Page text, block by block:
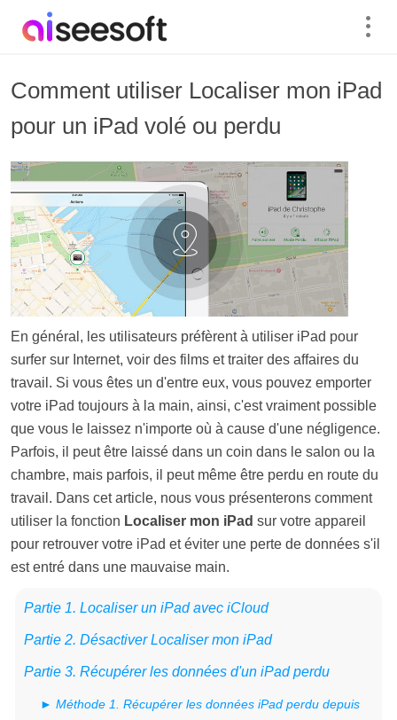
Comment utiliser Localiser mon iPad
pour un iPad volé ou perdu
En général, les utilisateurs préfèrent à utiliser iPad pour
surfer sur Internet, voir des films et traiter des affaires du
travail. Si vous êtes un d'entre eux, vous pouvez emporter
votre iPad toujours à la main, ainsi, c'est vraiment possible
que vous le laissez n'importe où à cause d'une négligence.
Parfois, il peut être laissé dans un coin dans le salon ou la
chambre, mais parfois, il peut même être perdu en route du
travail. Dans cet article, nous vous présenterons comment
utiliser la fonction Localiser mon iPad sur votre appareil
pour retrouver votre iPad et éviter une perte de données s'il
est entré dans une mauvaise main.
Partie 1. Localiser un iPad avec iCloud
Partie 2. Désactiver Localiser mon iPad
Partie 3. Récupérer les données d'un iPad perdu
► Méthode 1. Récupérer les données iPad perdu depuis